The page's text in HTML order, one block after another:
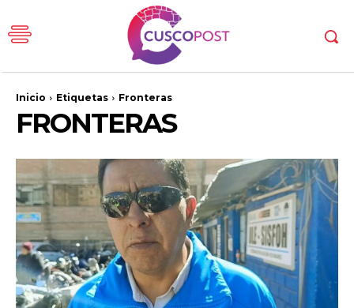
Inicio Etiquetas Fronteras
FRONTERAS